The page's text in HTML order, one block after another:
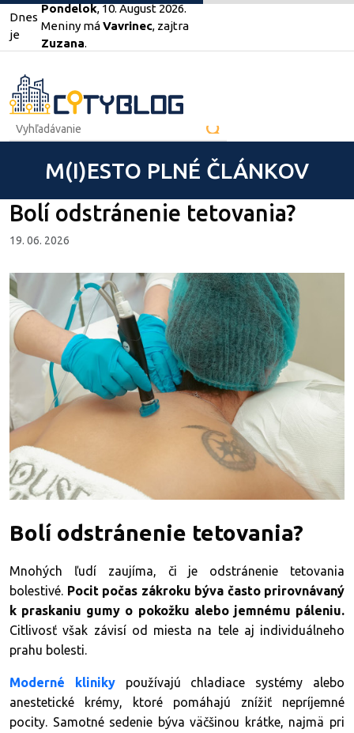
Dnes
je
Pondelok, 10. August 2026.
Meniny máVavrinec, zajtra
Zuzana.
M(I)ESTO PLNÉ ČLÁNKOV
Bolí odstránenie tetovania?
19. 06. 2026
Bolí odstránenie tetovania?
Mnohých ľudí zaujíma, či je odstránenie tetovania
bolestivé. Pocit počas zákroku býva často prirovnávaný
k praskaniu gumy o pokožku alebo jemnému páleniu.
Citlivosť však závisí od miesta na tele aj individuálneho
prahu bolesti.
Moderné klinikypoužívajú chladiace systémy alebo
anestetické krémy, ktoré pomáhajú znížiť nepríjemné
pocity. Samotné sedenie býva väčšinou krátke, najmä pri